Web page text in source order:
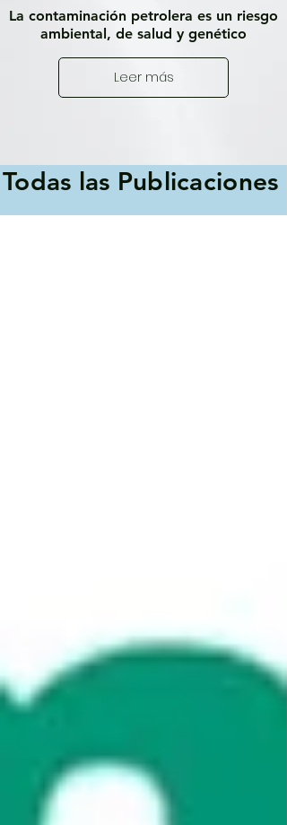
La contaminación petrolera es un riesgo
ambiental, de salud y genético
Leer más
Todas las Publicaciones